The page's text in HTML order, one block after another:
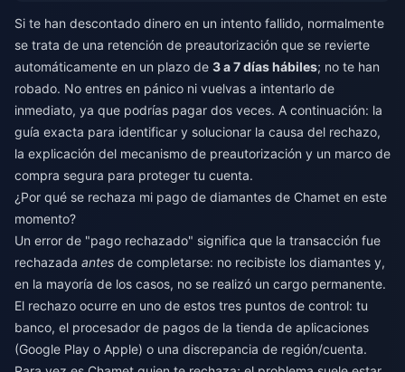
Si te han descontado dinero en un intento fallido, normalmente
se trata de una retención de preautorización que se revierte
automáticamente en un plazo de 3 a 7 días hábiles; no te han
robado. No entres en pánico ni vuelvas a intentarlo de
inmediato, ya que podrías pagar dos veces. A continuación: la
guía exacta para identificar y solucionar la causa del rechazo,
la explicación del mecanismo de preautorización y un marco de
compra segura para proteger tu cuenta.
¿Por qué se rechaza mi pago de diamantes de Chamet en este
momento?
Un error de "pago rechazado" significa que la transacción fue
rechazada antes de completarse: no recibiste los diamantes y,
en la mayoría de los casos, no se realizó un cargo permanente.
El rechazo ocurre en uno de estos tres puntos de control: tu
banco, el procesador de pagos de la tienda de aplicaciones
(Google Play o Apple) o una discrepancia de región/cuenta.